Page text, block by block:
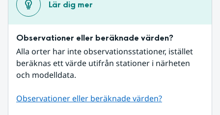
Lär dig mer
Observationer eller beräknade värden?
Alla orter har inte observationsstationer, istället
beräknas ett värde utifrån stationer i närheten
och modelldata.
Observationer eller beräknade värden?